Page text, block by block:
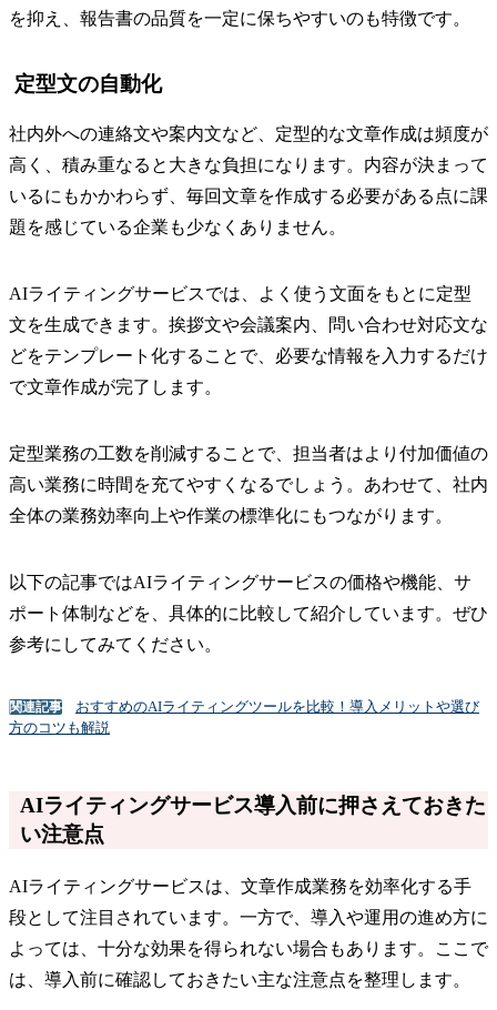
を抑え、報告書の品質を一定に保ちやすいのも特徴です。
定型文の自動化
社内外への連絡文や案内文など、定型的な文章作成は頻度が
高く、積み重なると大きな負担になります。内容が決まって
いるにもかかわらず、毎回文章を作成する必要がある点に課
題を感じている企業も少なくありません。
AIライティングサービスでは、よく使う文面をもとに定型
文を生成できます。挨拶文や会議案内、問い合わせ対応文な
どをテンプレート化することで、必要な情報を入力するだけ
で文章作成が完了します。
定型業務の工数を削減することで、担当者はより付加価値の
高い業務に時間を充てやすくなるでしょう。あわせて、社内
全体の業務効率向上や作業の標準化にもつながります。
以下の記事ではAIライティングサービスの価格や機能、サ
ポート体制などを、具体的に比較して紹介しています。ぜひ
参考にしてみてください。
関連記事
おすすめのAIライティングツールを比較！導入メリットや選び
方のコツも解説
AIライティングサービス導入前に押さえておきた
い注意点
AIライティングサービスは、文章作成業務を効率化する手
段として注目されています。一方で、導入や運用の進め方に
よっては、十分な効果を得られない場合もあります。ここで
は、導入前に確認しておきたい主な注意点を整理します。